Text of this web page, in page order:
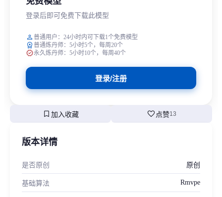
登录后即可免费下载此模型
person 普通用户：24小时内可下载1个免费模型
workspace_premium 普通炼丹师：5小时5个，每周20个
verified永久炼丹师：5小时10个，每周40个
登录/注册
bookmark 加入收藏 favorite 点赞13
版本详情
是否原创 原创
基础算法 Rmvpe